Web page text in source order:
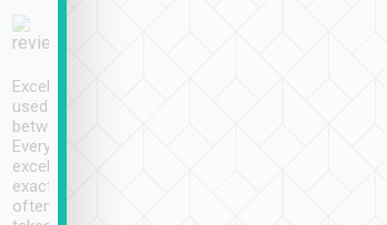
Excellent service. We have
used Tripool to travel
between cities in Taiwan.
Every driver has been
excellent and arrives
exactly on time. As there is
often limited English it